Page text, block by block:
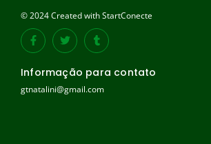
© 2024 Created with StartConecte
Informação para contato
gtnatalini@gmail.com